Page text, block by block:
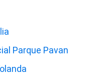
Parque Pavan